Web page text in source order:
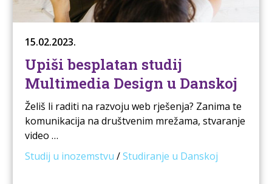
15.02.2023.
Upiši besplatan studij
Multimedia Design u Danskoj
Želiš li raditi na razvoju web rješenja? Zanima te
komunikacija na društvenim mrežama, stvaranje
video …
Studij u inozemstvu /Studiranje u Danskoj